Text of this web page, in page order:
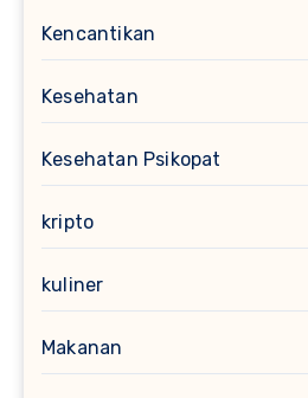
Kencantikan
Kesehatan
Kesehatan Psikopat
kripto
kuliner
Makanan